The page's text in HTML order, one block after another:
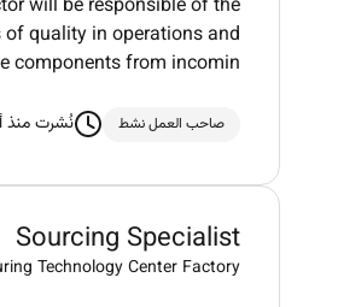
will be responsible of the
quality in operations and
components from incomin
صاحب العمل نشط نُشرت منذ أكثر
Sourcing Specialist
Technology Center Factory